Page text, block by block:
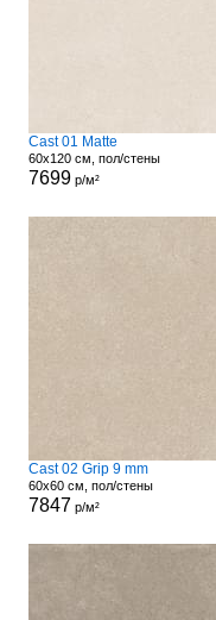
Cast 01 Matte
60x120 см, пол/стены
7699р/м²
Cast 02 Grip 9 mm
60x60 см, пол/стены
7847 р/м²